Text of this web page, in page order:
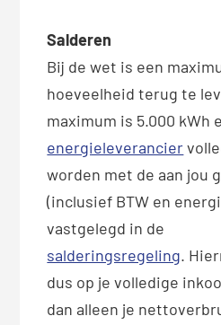
Salderen
Bij de wet is een
hoeveelheid terug te
maximum is 5.000 kWh
energieleverancier
worden met de aan jou
(inclusief BTW en
vastgelegd in de
salderingsregeling.
dus op je volledige
dan alleen je